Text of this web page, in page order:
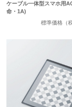
ケーブル一体型スマホ用
命・1A)
標準価格（